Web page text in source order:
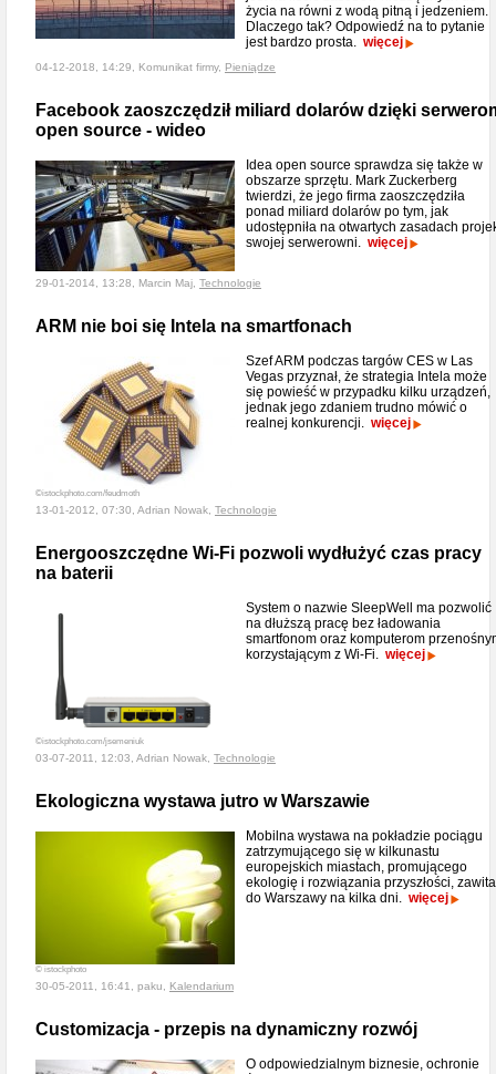
życia na równi z wodą pitną i jedzeniem.
Dlaczego tak? Odpowiedź na to pytanie
jest bardzo prosta. więcej
04-12-2018, 14:29, Komunikat firmy, Pieniądze
Facebook zaoszczędził miliard dolarów dzięki
open source - wideo
Idea open source sprawdza się także w
obszarze sprzętu. Mark Zuckerberg
twierdzi, że jego firma zaoszczędziła
ponad miliard dolarów po tym, jak
udostępniła na otwartych zasadach
swojej serwerowni. więcej
29-01-2014, 13:28, Marcin Maj, Technologie
ARM nie boi się Intela na smartfonach
©istockphoto.com/feudmoth
Szef ARM podczas targów CES w Las
Vegas przyznał, że strategia Intela może
się powieść w przypadku kilku urządzeń,
jednak jego zdaniem trudno mówić o
realnej konkurencji. więcej
13-01-2012, 07:30, Adrian Nowak, Technologie
Energooszczędne Wi-Fi pozwoli wydłużyć czas pracy
na baterii
©istockphoto.com/jsemeniuk
System o nazwie SleepWell ma pozwolić
na dłuższą pracę bez ładowania
smartfonom oraz komputerom
korzystającym z Wi-Fi. więcej
03-07-2011, 12:03, Adrian Nowak, Technologie
Ekologiczna wystawa jutro w Warszawie
© istockphoto
Mobilna wystawa na pokładzie pociągu
zatrzymującego się w kilkunastu
europejskich miastach, promującego
ekologię i rozwiązania przyszłości, zawita
do Warszawy na kilka dni. więcej
30-05-2011, 16:41, paku, Kalendarium
Customizacja - przepis na dynamiczny rozwój
O odpowiedzialnym biznesie, ochronie